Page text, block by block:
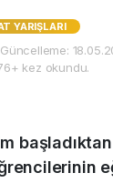
YARIŞLARI
kez okundu.